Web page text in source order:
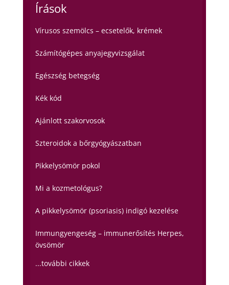
Írások
Vírusos szemölcs – ecsetelők, krémek
Számítógépes anyajegyvizsgálat
Egészség betegség
Kék kód
Ajánlott szakorvosok
Szteroidok a bőrgyógyászatban
Pikkelysömör pokol
Mi a kozmetológus?
A pikkelysömör (psoriasis) indigó kezelése
Immungyengeség – immunerősítés Herpes,
övsömör
...további cikkek